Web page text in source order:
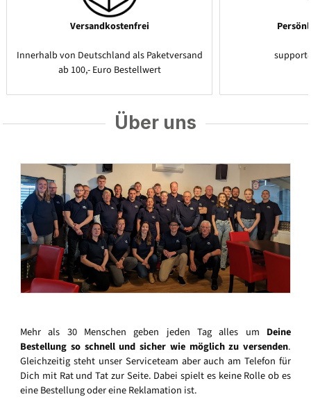
Versandkostenfrei
Innerhalb von Deutschland als Paketversand
ab 100,- Euro Bestellwert
Über uns
Mehr als 30 Menschen geben jeden Tag alles um Deine
Bestellung so schnell und sicher wie möglich zu versenden.
Gleichzeitig steht unser Serviceteam aber auch am Telefon für
Dich mit Rat und Tat zur Seite. Dabei spielt es keine Rolle ob es
eine Bestellung oder eine Reklamation ist.